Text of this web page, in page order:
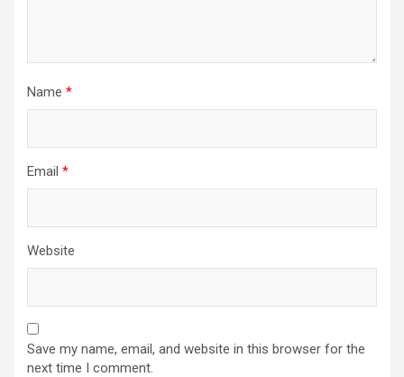
Name *
Email *
Website
Save my name, email, and website in this browser for the
next time I comment.